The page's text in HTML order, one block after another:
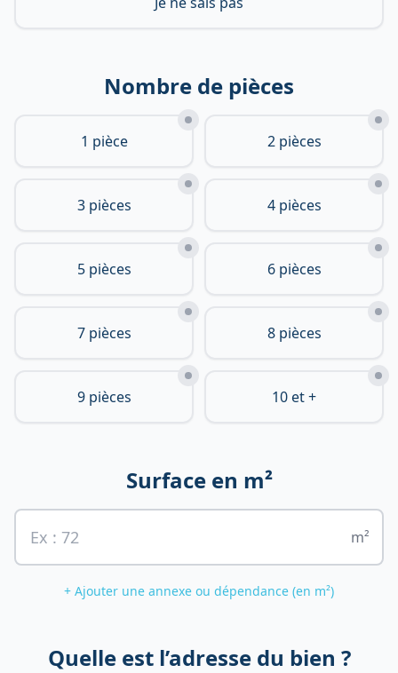
Nombre de pièces
1 pièce 2 pièces
3 pièces 4 pièces
5 pièces 6 pièces
7 pièces 8 pièces
9 pièces 10 et +
Surface en m²
m²
+ Ajouter une annexe ou dépendance (en m²)
Quelle est l’adresse du bien ?